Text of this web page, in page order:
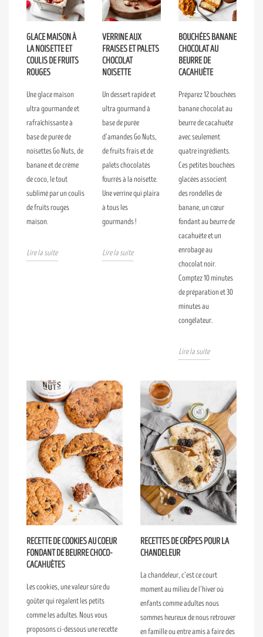
GLACE MAISON À
LA NOISETTE ET
COULIS DE FRUITS
ROUGES
Une glace maison
ultra gourmande et
rafraîchissante à
base de purée de
noisettes Go Nuts, de
banane et de crème
de coco, le tout
sublimé par un coulis
de fruits rouges
maison.
Lire la suite
VERRINE AUX
FRAISES ET PALETS
CHOCOLAT
NOISETTE
Un dessert rapide et
ultra gourmand à
base de purée
d’amandes Go Nuts,
de fruits frais et de
palets chocolatés
fourrés à la noisette.
Une verrine qui plaira
à tous les
gourmands !
Lire la suite
BOUCHÉES BANANE
CHOCOLAT AU
BEURRE DE
CACAHUÈTE
Préparez 12 bouchées
banane chocolat au
beurre de cacahuète
avec seulement
quatre ingrédients.
Ces petites bouchées
glacées associent
des rondelles de
banane, un cœur
fondant au beurre de
cacahuète et un
enrobage au
chocolat noir.
Comptez 10 minutes
de préparation et 30
minutes au
congélateur.
Lire la suite
RECETTE DE COOKIES AU COEUR
FONDANT DE BEURRE CHOCO-
CACAHUÈTES
Les cookies, une valeur sûre du
goûter qui régalent les petits
comme les adultes. Nous vous
proposons ci-dessous une recette
RECETTES DE CRÊPES POUR LA
CHANDELEUR
La chandeleur, c’est ce court
moment au milieu de l’hiver où
enfants comme adultes nous
sommes heureux de nous retrouver
en famille ou entre amis à faire des